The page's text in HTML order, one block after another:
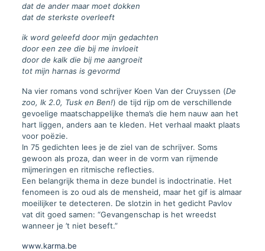
dat de ander maar moet dokken
dat de sterkste overleeft
ik word geleefd door mijn gedachten
door een zee die bij me invloeit
door de kalk die bij me aangroeit
tot mijn harnas is gevormd
Na vier romans vond schrijver Koen Van der Cruyssen (De
zoo, Ik 2.0, Tusk en Ben!) de tijd rijp om de verschillende
gevoelige maatschappelijke thema’s die hem nauw aan het
hart liggen, anders aan te kleden. Het verhaal maakt plaats
voor poëzie.
In 75 gedichten lees je de ziel van de schrijver. Soms
gewoon als proza, dan weer in de vorm van rijmende
mijmeringen en ritmische reflecties.
Een belangrijk thema in deze bundel is indoctrinatie. Het
fenomeen is zo oud als de mensheid, maar het gif is almaar
moeilijker te detecteren. De slotzin in het gedicht Pavlov
vat dit goed samen: “Gevangenschap is het wreedst
wanneer je ’t niet beseft.”
www.karma.be